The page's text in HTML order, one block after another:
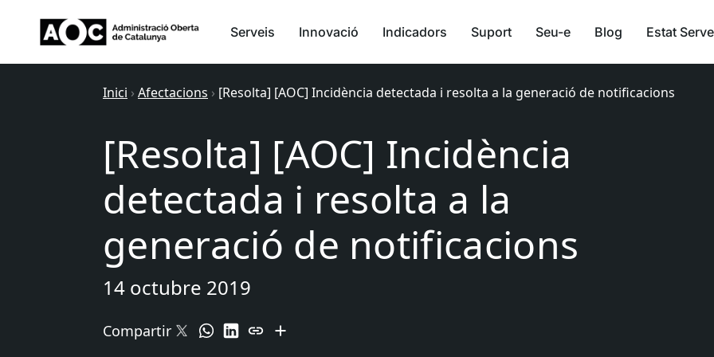
Serveis Innovació Indicadors Suport Seu-e Blog Estat
Inici › Afectacions › [Resolta] [AOC] Incidència detectada i resolta a la generació de notificacions
[Resolta] [AOC] Incidència
detectada i resolta a la
generació de notificacions
14 octubre 2019
Compartir